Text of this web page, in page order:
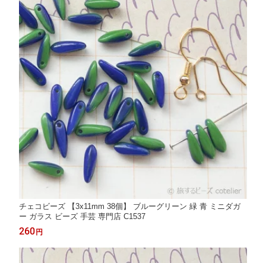
チェコビーズ 【3x11mm 38個】 ブルーグリーン 緑 青 ミニダガ
ー ガラス ビーズ 手芸 専門店 C1537
260 円